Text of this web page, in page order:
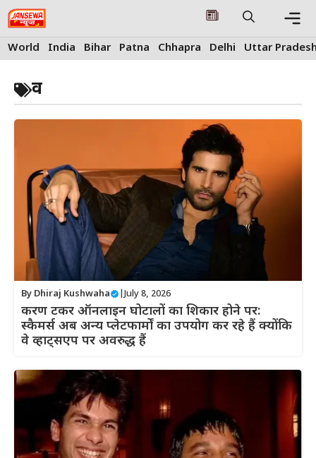
Skip
to
content
World India Bihar Patna Chhapra Delhi Uttar
व
By Dhiraj Kushwaha July 8, 2026
करण टकर ऑनलाइन घोटालों का शिकार होने पर:
स्कैमर्स अब अन्य प्लेटफार्मों का उपयोग कर रहे हैं क्योंकि
वे व्हाट्सएप पर अवरुद्ध हैं